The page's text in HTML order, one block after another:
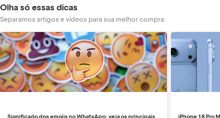
Olha só essas dicas
Separamos artigos e vídeos para sua melhor compra
Significado dos emojis no WhatsApp: veja os principais iPhone 18 Pro